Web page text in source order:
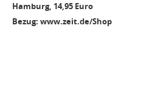
Hamburg, 14,95 Euro
Bezug: www.zeit.de/Shop